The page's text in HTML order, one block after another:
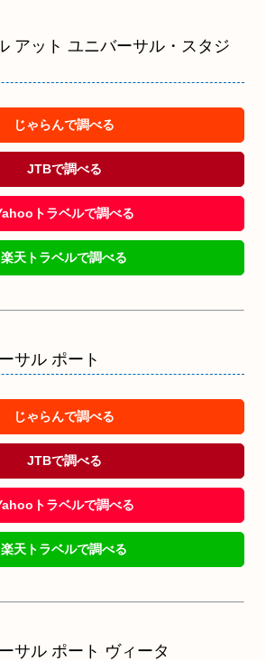
アット ユニバーサル・スタジ
じゃらんで調べる
JTBで調べる
トラベルで調べる
楽天トラベルで調べる
サル ポート
じゃらんで調べる
JTBで調べる
トラベルで調べる
楽天トラベルで調べる
サル ポート ヴィータ